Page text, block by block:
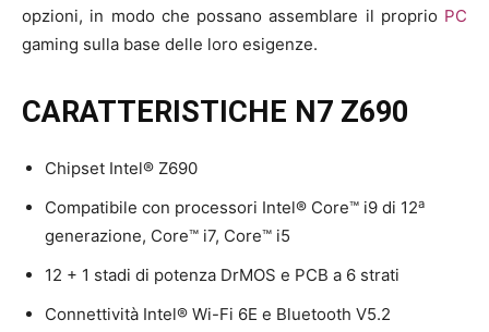
opzioni, in modo che possano assemblare il proprio PC
gaming sulla base delle loro esigenze.
CARATTERISTICHE N7 Z690
Chipset Intel® Z690
Compatibile con processori Intel® Core™ i9 di 12a
generazione, Core™ i7, Core™ i5
12 + 1 stadi di potenza DrMOS e PCB a 6 strati
Connettività Intel® Wi-Fi 6E e Bluetooth V5.2